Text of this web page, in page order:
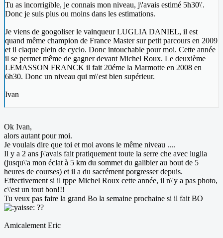
Tu as incorrigible, je connais mon niveau, j\'avais estimé 5h30\'.
Donc je suis plus ou moins dans les estimations.
Je viens de googoliser le vainqueur LUGLIA DANIEL, il est
quand même champion de France Master sur petit parcours en 2009
et il claque plein de cyclo. Donc intouchable pour moi. Cette année
il se permet même de gagner devant Michel Roux. Le deuxième
LEMASSON FRANCK il fait 20éme la Marmotte en 2008 en
6h30. Donc un niveau qui m\'est bien supérieur.
Ivan
Ok Ivan,
alors autant pour moi.
Je voulais dire que toi et moi avons le même niveau ....
Il y a 2 ans j\'avais fait pratiquement toute la serre che avec luglia
(jusqu\'a mon éclat à 5 km du sommet du galibier au bout de 5
heures de courses) et il a du sacrément porgresser depuis.
Effectivement si il tppe Michel Roux cette année, il n\'y a pas photo,
c\'est un tout bon!!!
Tu veux pas faire la grand Bo la semaine prochaine si il fait BO
??
Amicalement Eric